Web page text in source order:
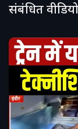
संबंधित वीडियो